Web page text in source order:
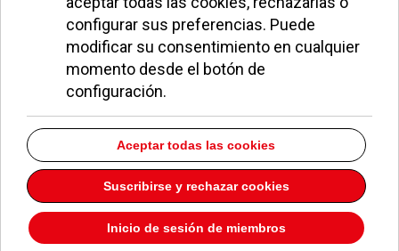
REDACCIÓN OCIO Y CULTURA 21 SEPTIEMBRE 2012